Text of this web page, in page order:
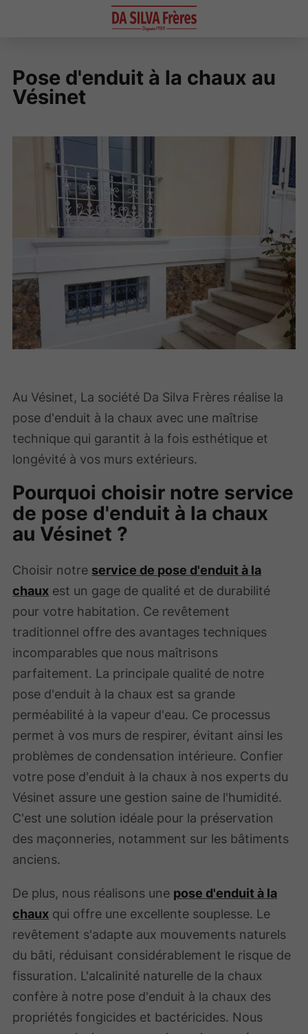
Pose d'enduit à la chaux au
Vésinet
Au Vésinet, La société Da Silva Frères réalise la
pose d'enduit à la chaux avec une maîtrise
technique qui garantit à la fois esthétique et
longévité à vos murs extérieurs.
Pourquoi choisir notre service
de pose d'enduit à la chaux
au Vésinet ?
Choisir notre service de pose d'enduit à la
chaux est un gage de qualité et de durabilité
pour votre habitation. Ce revêtement
traditionnel offre des avantages techniques
incomparables que nous maîtrisons
parfaitement. La principale qualité de notre
pose d'enduit à la chaux est sa grande
perméabilité à la vapeur d'eau. Ce processus
permet à vos murs de respirer, évitant ainsi les
problèmes de condensation intérieure. Confier
votre pose d'enduit à la chaux à nos experts du
Vésinet assure une gestion saine de l'humidité.
C'est une solution idéale pour la préservation
des maçonneries, notamment sur les bâtiments
anciens.
De plus, nous réalisons une pose d'enduit à la
chaux qui offre une excellente souplesse. Le
revêtement s'adapte aux mouvements naturels
du bâti, réduisant considérablement le risque de
fissuration. L'alcalinité naturelle de la chaux
confère à notre pose d'enduit à la chaux des
propriétés fongicides et bactéricides. Nous